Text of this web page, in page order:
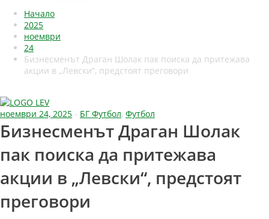
Начало
2025
ноември
24
Бизнесменът Драган Шолак пак поиска да притежава
акции в „Левски“, предстоят преговори
ноември 24, 2025 - БГ Футбол, Футбол
Бизнесменът Драган Шолак
пак поиска да притежава
акции в „Левски“, предстоят
преговори